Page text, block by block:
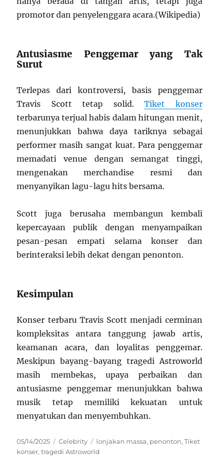
promotor dan penyelenggara acara.(Wikipedia)
Antusiasme Penggemar yang Tak
Surut
Terlepas dari kontroversi, basis penggemar
Travis Scott tetap solid.Tiket konser
terbarunya terjual habis dalam hitungan menit,
menunjukkan bahwa daya tariknya sebagai
performer masih sangat kuat. Para penggemar
memadati venue dengan semangat tinggi,
mengenakan merchandise resmi dan
menyanyikan lagu-lagu hits bersama.
Scott juga berusaha membangun kembali
kepercayaan publik dengan menyampaikan
pesan-pesan empati selama konser dan
berinteraksi lebih dekat dengan penonton.
Kesimpulan
Konser terbaru Travis Scott menjadi cerminan
kompleksitas antara tanggung jawab artis,
keamanan acara, dan loyalitas penggemar.
Meskipun bayang-bayang tragedi Astroworld
masih membekas, upaya perbaikan dan
antusiasme penggemar menunjukkan bahwa
musik tetap memiliki kekuatan untuk
menyatukan dan menyembuhkan.
Posted
on
05/14/2025 Categories
Celebrity Tags
lonjakan massa, penonton,Tiket
konser,tragedi Astroworld